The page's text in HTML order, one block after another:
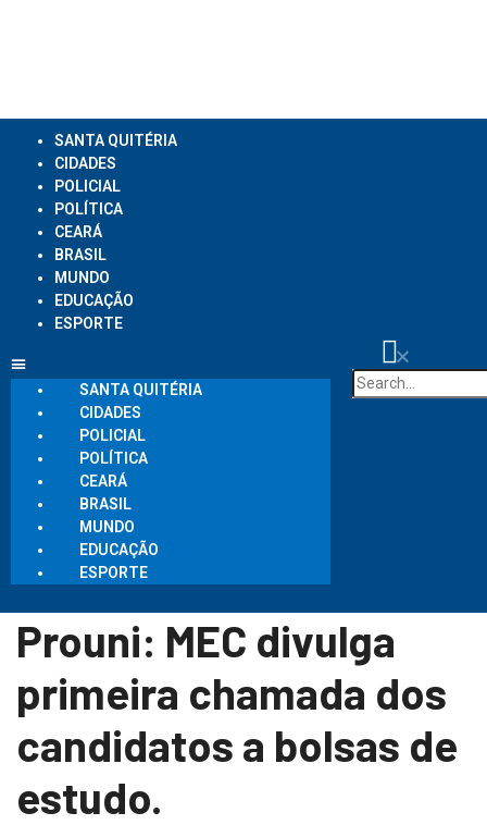
SANTA QUITÉRIA
CIDADES
POLICIAL
POLÍTICA
CEARÁ
BRASIL
MUNDO
EDUCAÇÃO
ESPORTE
SANTA QUITÉRIA
CIDADES
POLICIAL
POLÍTICA
CEARÁ
BRASIL
MUNDO
EDUCAÇÃO
ESPORTE
Prouni: MEC divulga
primeira chamada dos
candidatos a bolsas de
estudo.